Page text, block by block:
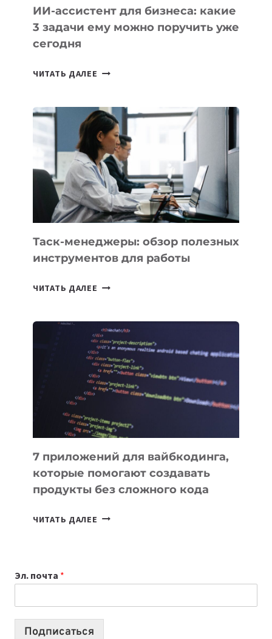
ИИ-ассистент для бизнеса: какие
3 задачи ему можно поручить уже
сегодня
ЧИТАТЬ ДАЛЕЕ ИИ-
БИЗНЕСА:
КАКИЕ
3
ЗАДАЧИ
ЕМУ
МОЖНО
ПОРУЧИТЬ
УЖЕ
СЕГОДНЯ
Таск-менеджеры: обзор полезных
инструментов для работы
ЧИТАТЬ ДАЛЕЕ ТАСК-
ПОЛЕЗНЫХ
ИНСТРУМЕНТОВ
ДЛЯ
РАБОТЫ
7 приложений для вайбкодинга,
которые помогают создавать
продукты без сложного кода
ЧИТАТЬ ДАЛЕЕ 7
СОЗДАВАТЬ
ПРОДУКТЫ
Эл. почта *
Подписаться